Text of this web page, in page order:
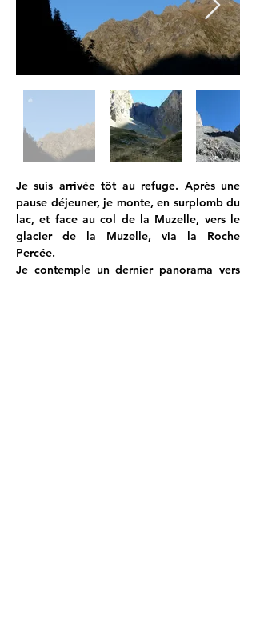
Je suis arrivée tôt au refuge. Après une
pause déjeuner, je monte, en surplomb du
lac, et face au col de la Muzelle, vers le
glacier de la Muzelle, via la Roche
Percée.
Je contemple un dernier panorama vers